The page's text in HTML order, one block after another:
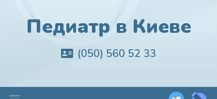
Педиатр в Киеве
(050) 560 52 33